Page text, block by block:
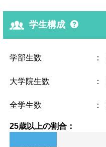
学生構成
学部生数 ：
大学院生数 ：
全学生数 ：
25歳以上の割合：